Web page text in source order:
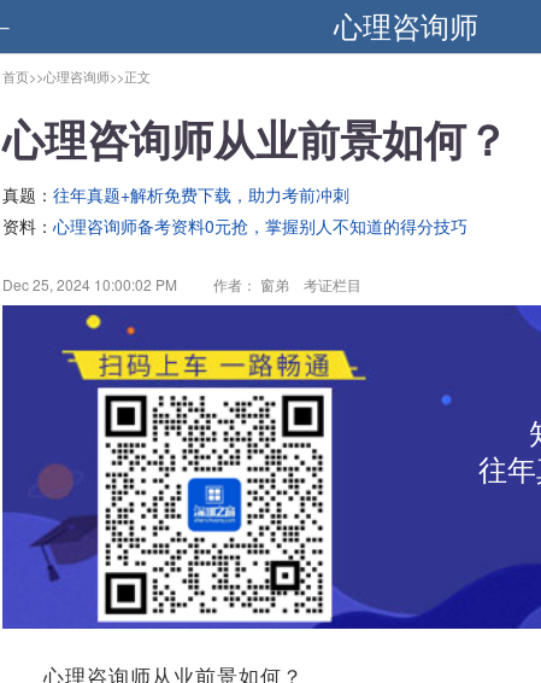
心理咨询师
首页>>心理咨询师>>正文
心理咨询师从业前景如何？
真题： 往年真题+解析免费下载，助力考前冲刺
资料： 心理咨询师备考资料0元抢，掌握别人不知道的得分技巧
Dec 25, 2024 10:00:02 PM 作者： 窗弟 考证栏目
往
心理咨询师从业前景如何？